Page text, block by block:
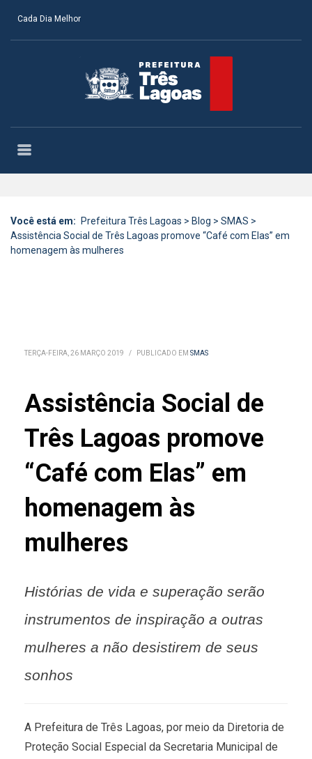
Cada Dia Melhor
Você está em: Prefeitura Três Lagoas > Blog > SMAS >
Assistência Social de Três Lagoas promove “Café com Elas” em
homenagem às mulheres
TERÇA-FEIRA, 26 MARÇO 2019 / PUBLICADO EM SMAS
Assistência Social de
Três Lagoas promove
“Café com Elas” em
homenagem às
mulheres
Histórias de vida e superação serão
instrumentos de inspiração a outras
mulheres a não desistirem de seus
sonhos
A Prefeitura de Três Lagoas, por meio da Diretoria de
Proteção Social Especial da Secretaria Municipal de